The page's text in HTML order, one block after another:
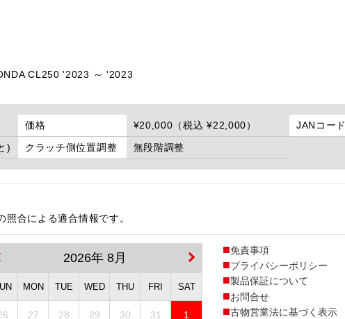
CL250 '2023 ～ '2023
価格 ¥20,000（税込 ¥22,000） JANコード
) クラッチ側位置調整 無段階調整
合による適合情報です。
2026年 8月
MON TUE WED THU FRI SAT
27 28 29 30 31 1
免責事項
プライバシーポリシー
製品保証について
お問合せ
古物営業法に基づく表示